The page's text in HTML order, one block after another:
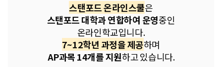
스탠포드 온라인스쿨은
스탠포드 대학과 연합하여 운영중인
온라인학교입니다.
7~12학년 과정을 제공하며
AP과목 14개를 지원하고 있습니다.